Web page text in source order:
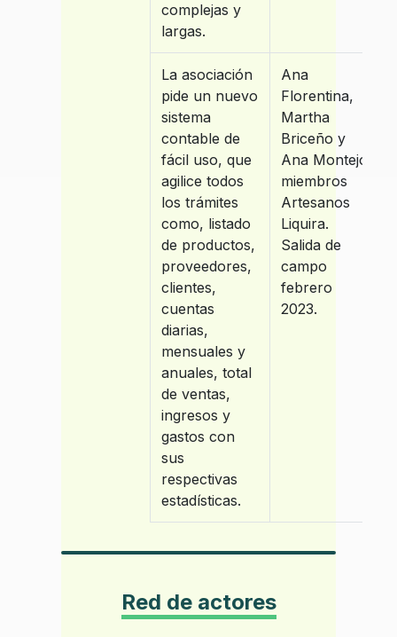
complejas y
largas.
La asociación
pide un nuevo
sistema
contable de
fácil uso, que
agilice todos
los trámites
como, listado
de productos,
proveedores,
clientes,
cuentas
diarias,
mensuales y
anuales, total
de ventas,
ingresos y
gastos con
sus
respectivas
estadísticas.
Ana
Florentina,
Martha
Briceño y
Ana Montejo
miembros
Artesanos
Liquira.
Salida de
campo
febrero
2023.
Red de actores